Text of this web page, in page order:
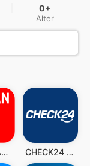
0+
Alter
S-pushTAN - sichere Freigaben CHECK24 Vergleiche